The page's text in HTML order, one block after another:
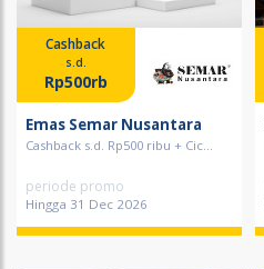
Cashback
s.d.
Rp500rb
Emas Semar Nusantara
Cashback s.d. Rp500 ribu + Cic...
periode promo
Hingga 31 Dec 2026